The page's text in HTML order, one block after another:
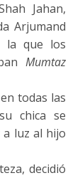
Jahan,
Arjumand
la que los
Mumtaz
todas las
chica se
a luz al hijo
decidió